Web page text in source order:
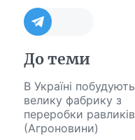
До теми
В Україні побудують
велику фабрику з
переробки равликів
(Агроновини)